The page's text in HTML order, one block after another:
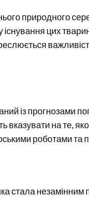
природного
існування цих
із прогнозами
вказувати на те,
роботами та
стала незамінним